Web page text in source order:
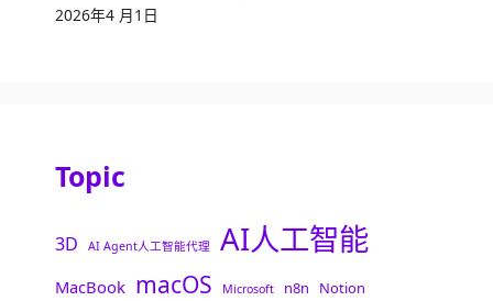
2026年4 月1日
Topic
3D AI Agent人工智能代理 AI人工智能
MacBook macOS Microsoft n8n
Notion